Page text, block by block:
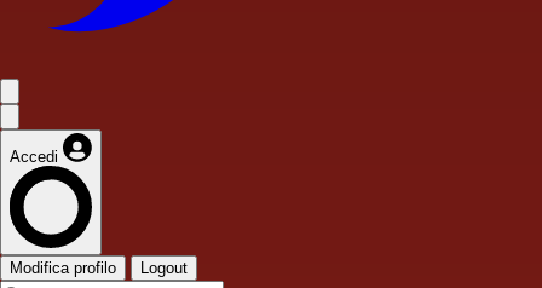
Accedi
Modifica profilo Logout